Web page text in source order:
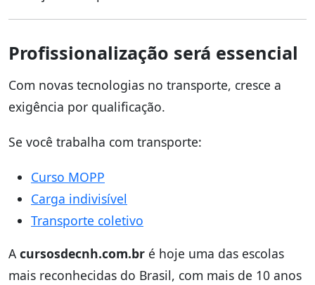
Profissionalização será essencial
Com novas tecnologias no transporte, cresce a
exigência por qualificação.
Se você trabalha com transporte:
Curso MOPP
Carga indivisível
Transporte coletivo
A cursosdecnh.com.br é hoje uma das escolas
mais reconhecidas do Brasil, com mais de 10 anos